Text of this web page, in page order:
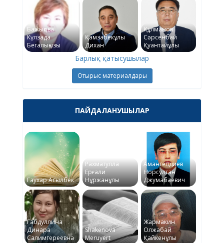
Бажықова
Күлзада
Бегалықызы
Қамзабекұлы
Дихан
Құлманов
Сәрсенбай
Қуантайұлы
Барлық қатысушылар
Отырыс материалдары
ПАЙДАЛАНУШЫЛАР
Гаухар Асылбек
Рахматулла
Ерғали
Нұржанұлы
Амангелдиев
Норсултан
Джумабаевич
Габдуллина
Динара
Салимгереевна
Shakenova
Meruyert
Жармакин
Олжабай
Қайкенұлы